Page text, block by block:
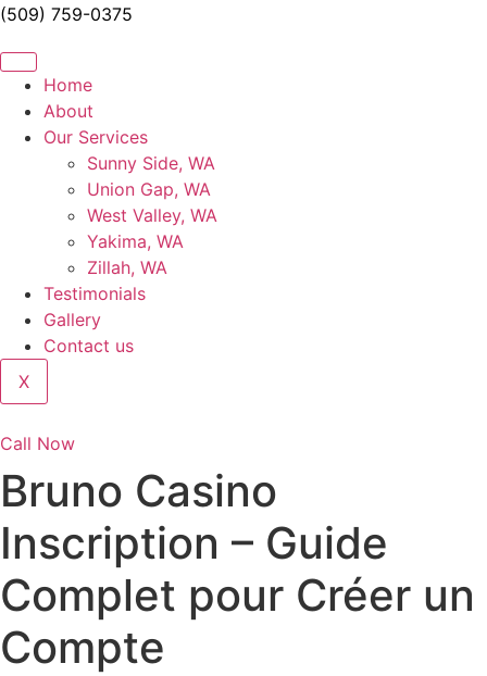
(509) 759-0375
Home
About
Our Services
Sunny Side, WA
Union Gap, WA
West Valley, WA
Yakima, WA
Zillah, WA
Testimonials
Gallery
Contact us
X
Call Now
Bruno Casino
Inscription – Guide
Complet pour Créer un
Compte